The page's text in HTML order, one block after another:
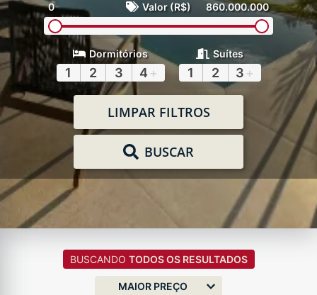
0 Valor (R$) 860.000.000
Dormitórios
1 2 3 4 +
Suítes
1 2 3 +
LIMPAR FILTROS
BUSCAR
BUSCANDO TODOS OS RESULTADOS
MAIOR PREÇO